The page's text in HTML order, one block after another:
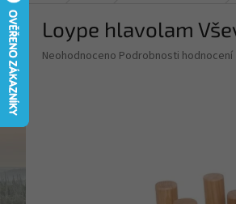
Loype hlavolam
Průměrné
Neohodnoceno Podrobnosti hodnocení